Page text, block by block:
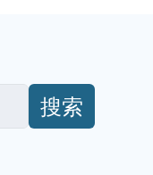
搜索